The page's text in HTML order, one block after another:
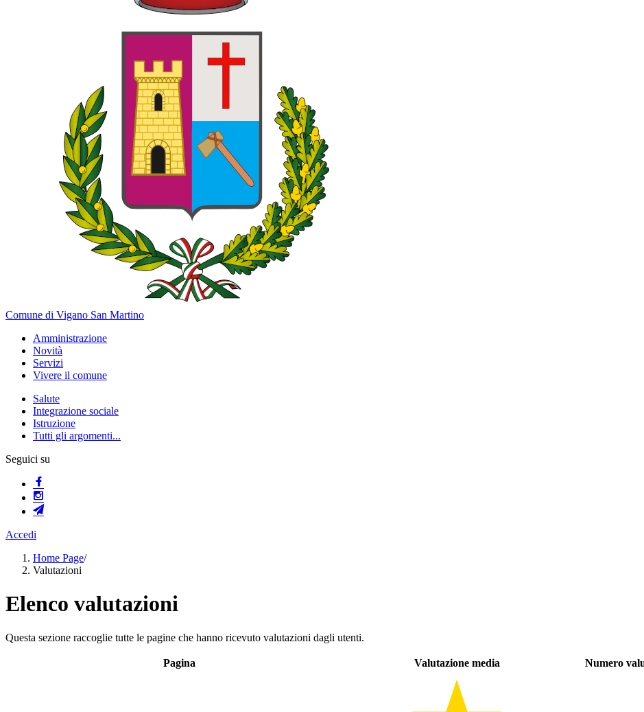
Comune di Vigano San Martino
Amministrazione
Novità
Servizi
Vivere il comune
Salute
Integrazione sociale
Istruzione
Tutti gli argomenti...
Seguici su
Accedi
Home Page/
Valutazioni
Elenco valutazioni
Questa sezione raccoglie tutte le pagine che hanno ricevuto valutazioni dagli utenti.
Pagina Valutazione media Numero